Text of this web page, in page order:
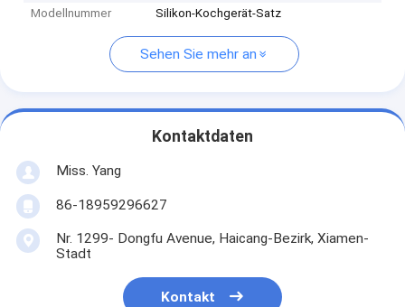
Modellnummer
Silikon-Kochgerät-Satz
Sehen Sie mehr an
Kontaktdaten
Miss. Yang
86-18959296627
Nr. 1299- Dongfu Avenue, Haicang-Bezirk, Xiamen-
Stadt
Kontakt